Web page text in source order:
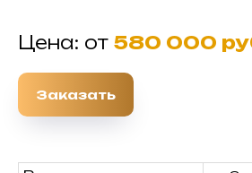
Цена: от 580 000
Заказать